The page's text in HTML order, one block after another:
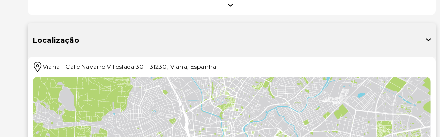
Sinta-se em casa num dos 28 quartos com ar condicionado, um minibar e um televisor de ecrã plano.
ainda um telefone, além de um cofre-forte e de uma mesa de escritório.
Uma receção aberta 24 horas e elevador estão entre o leque de comodidades oferecidas por este hotel.
As distâncias são apresentadas à 0,1 milha e ao quilómetro mais próximo.
Casa de las Ciencias - 8,6 km/5,3 mi
Bodegas Franco Españolas - 8,7 km/5,4 mi
Localização
Viana - Calle Navarro Villoslada 30 - 31230, Viana, Espanha